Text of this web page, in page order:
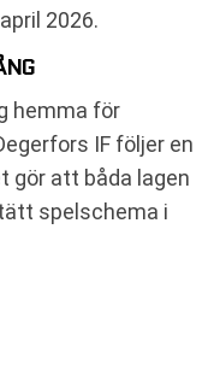
2026.
hemma för
IF följer en
gör att båda lagen
spelschema i